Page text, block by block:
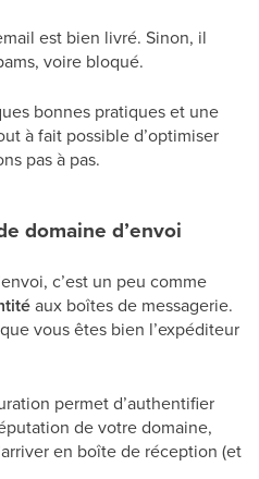
est bien livré. Sinon, il
voire bloqué.
bonnes pratiques et une
à fait possible d’optimiser
pas à pas.
domaine d’envoi
c’est un peu comme
aux boîtes de messagerie.
vous êtes bien l’expéditeur
permet d’authentifier
de votre domaine,
en boîte de réception (et